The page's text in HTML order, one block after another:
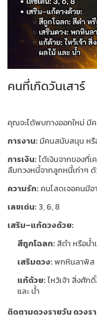
คนที่เกิดวันเสาร์
คุณจะได้พบทางออกใหม่ มี
การงาน: มีคนสนับสนุน หรื
การเงิน:ได้เงินจากของที่
ลืมทวงหนี้จากลูกหนี้เก่าๆ ด้
ความรัก: คนโสดเจอคนมี
เลขเด่น: 3, 6, 8
เสริม–แก้ดวงด้วย:
สีถูกโฉลก: สีดำ หรือน้ำ
เสริมดวง:พกหินลาพิส
แก้ด้วย:ไหว้เจ้า สิ่งศัก
และ น้ำ
ติดตามดวงรายวัน ดวงร